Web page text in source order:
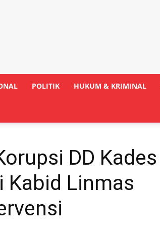
POLITIK HUKUM & KRIMINAL
DD Kades
Kabid Linmas